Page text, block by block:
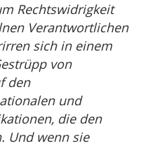
Rechtswidrigkeit
Verantwortlichen
sich in einem
von
den
und
die den
Und wenn sie